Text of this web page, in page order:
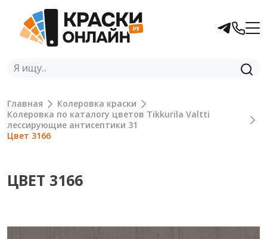
Главная
Колеровка краски
Колеровка по каталогу цветов Tikkurila Valtti
лессирующие антисептики 31
Цвет 3166
ЦВЕТ 3166